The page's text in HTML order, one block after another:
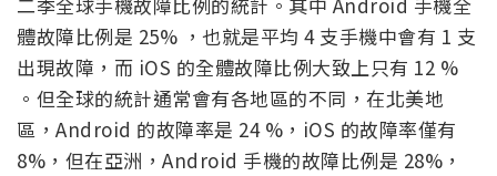
體故障比例是 25% ，也就是平均 4 支手機中會有 1 支
出現故障，而 iOS 的全體故障比例大致上只有 12 %
。但全球的統計通常會有各地區的不同，在北美地
區，Android 的故障率是 24 %，iOS 的故障率僅有
8%，但在亞洲，Android 手機的故障比例是 28%，